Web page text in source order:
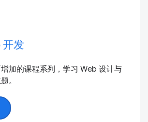
开发
加的课程系列，学习 Web 设计与
。